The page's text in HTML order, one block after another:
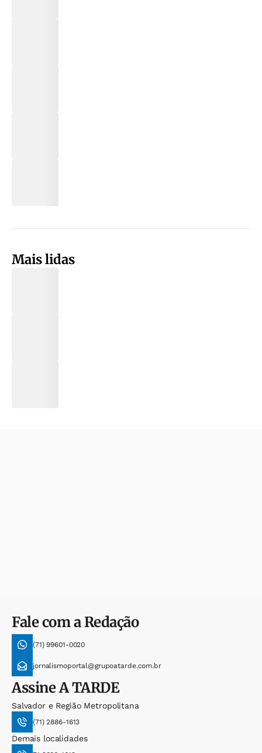
Mais lidas
Fale com a Redação
(71) 99601-0020
jornalismoportal@grupoatarde.com.br
AssineA TARDE
Salvador e Região Metropolitana
(71) 2886-1613
Demais localidades